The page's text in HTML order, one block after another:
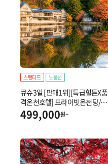
스탠다드 노옵션
큐슈3일 [판매1위][특급힐튼X품
격온천호텔] 프라이빗온천탕/벳
부/유후인/후쿠오카
499,000원~